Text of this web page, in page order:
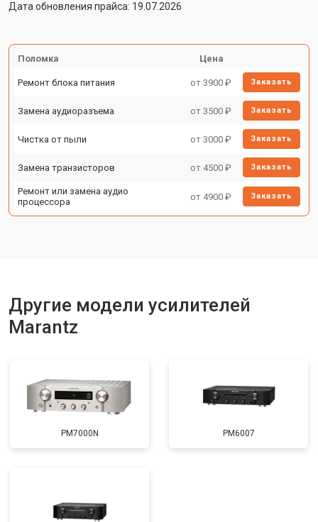
Дата обновления прайса: 19.07.2026
Поломка Цена
Ремонт блока питания от 3900 ₽ Заказать
Замена аудиоразъема от 3500 ₽ Заказать
Чистка от пыли от 3000 ₽ Заказать
Замена транзисторов от 4500 ₽ Заказать
Ремонт или замена аудио
процессора
от 4900 ₽ Заказать
Другие модели усилителей
Marantz
PM7000N PM6007